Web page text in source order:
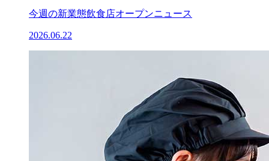
今週の新業態飲食店オープンニュース
2026.06.22